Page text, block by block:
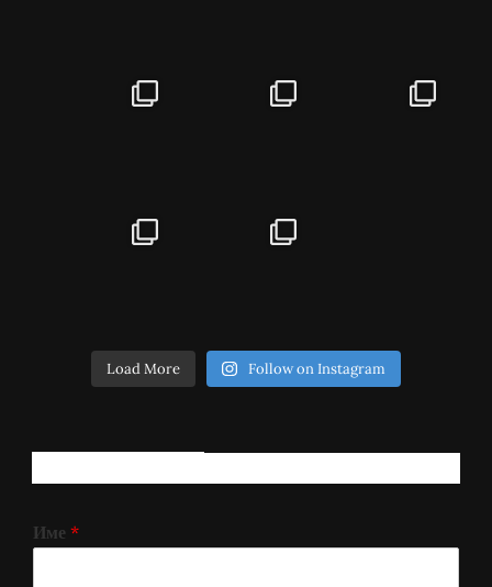
Load More Follow on Instagram
Име *